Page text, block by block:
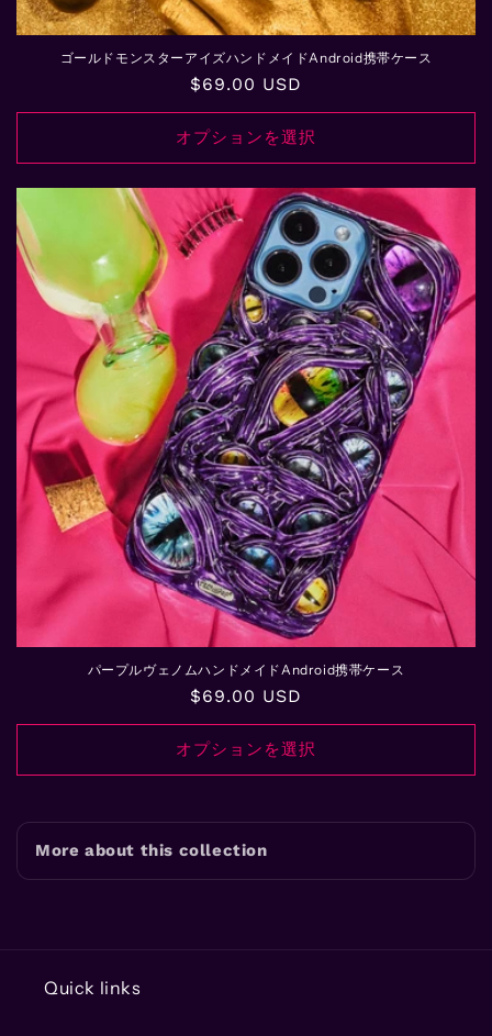
ゴールドモンスターアイズハンドメイドAndroid携帯ケース
通
常
価
格
$69.00 USD
オプションを選択
パープルヴェノムハンドメイドAndroid携帯ケース
通
常
価
格
$69.00 USD
オプションを選択
More about this collection
Quick links